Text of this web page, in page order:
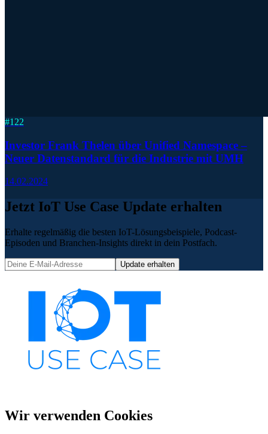
#122
Investor Frank Thelen über Unified Namespace –
Neuer Datenstandard für die Industrie mit UMH
14.02.2024
Jetzt IoT Use Case Update erhalten
Erhalte regelmäßig die besten IoT-Lösungsbeispiele, Podcast-
Episoden und Branchen-Insights direkt in dein Postfach.
Update erhalten
Wir verwenden Cookies